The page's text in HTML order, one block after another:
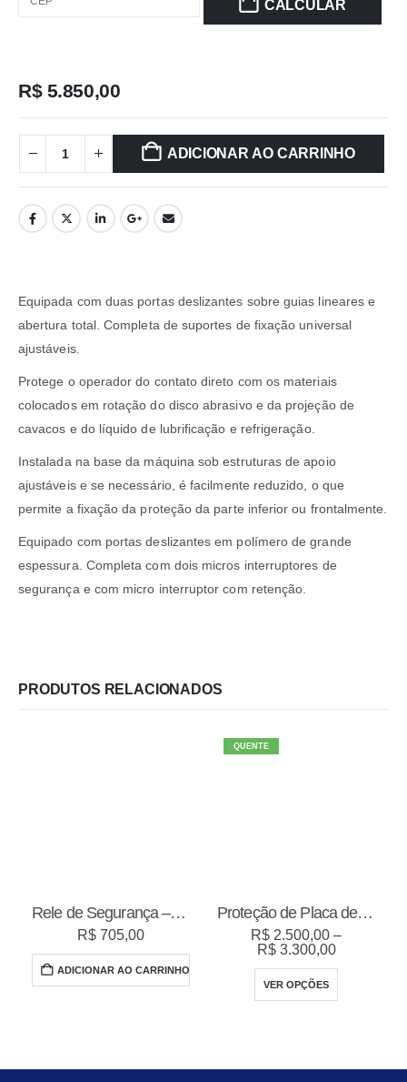
CALCULAR
R$5.850,00
ADICIONAR AO CARRINHO
Equipada com duas portas deslizantes sobre guias lineares e
abertura total. Completa de suportes de fixação universal
ajustáveis.
Protege o operador do contato direto com os materiais
colocados em rotação do disco abrasivo e da projeção de
cavacos e do líquido de lubrificação e refrigeração.
Instalada na base da máquina sob estruturas de apoio
ajustáveis e se necessário, é facilmente reduzido, o que
permite a fixação da proteção da parte inferior ou frontalmente.
Equipado com portas deslizantes em polímero de grande
espessura. Completa com dois micros interruptores de
segurança e com micro interruptor com retenção.
PRODUTOS RELACIONADOS
Rele de Segurança – WEG
R$ 705,00
ADICIONAR AO CARRINHO
QUENTE
Proteção de Placa de Torno NR12
R$ 2.500,00 –
R$3.300,00Faixa
VER OPÇÕES
Este produto tem várias variantes. As opções podem ser escolhidas na página do produto